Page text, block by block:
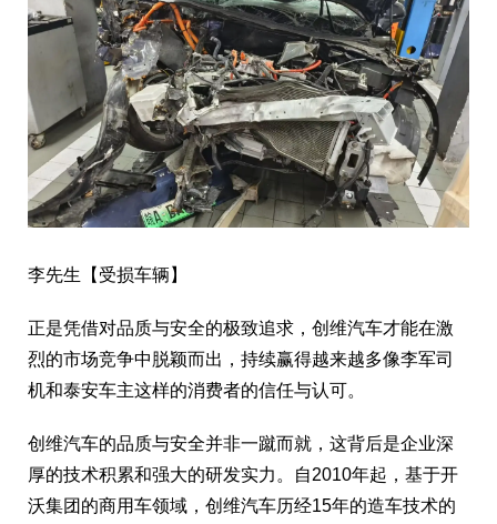
李先生【受损车辆】
正是凭借对品质与安全的极致追求，创维汽车才能在激
烈的市场竞争中脱颖而出，持续赢得越来越多像李军司
机和泰安车主这样的消费者的信任与认可。
创维汽车的品质与安全并非一蹴而就，这背后是企业深
厚的技术积累和强大的研发实力。自2010年起，基于开
沃集团的商用车领域，创维汽车历经15年的造车技术的